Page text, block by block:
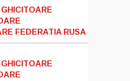
FEDERATIA RUSA